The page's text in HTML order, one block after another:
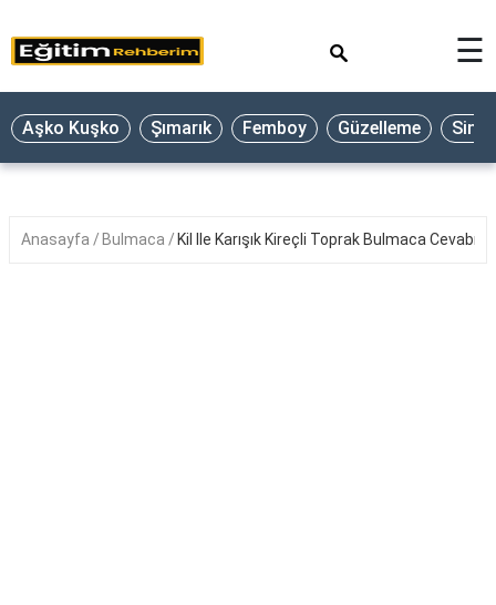
☰
Aşko Kuşko Şımarık Femboy Güzelleme
Anasayfa Bulmaca Kil Ile Karışık Kireçli Toprak Bulmaca Cevabı